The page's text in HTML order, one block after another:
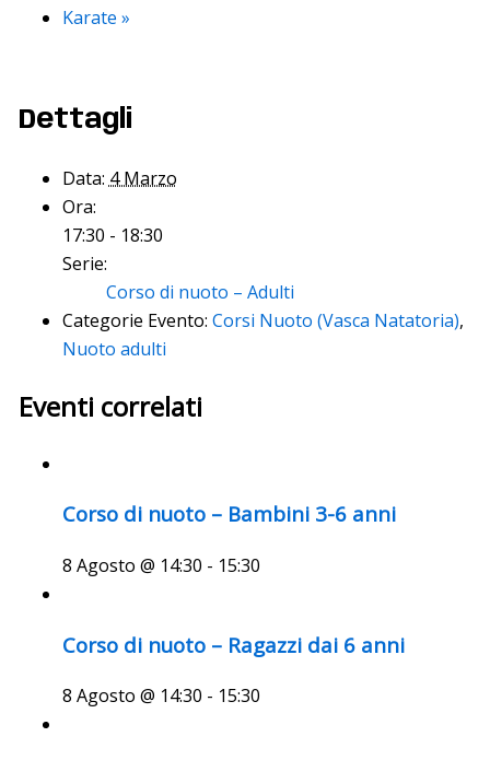
Karate »
Dettagli
Data: 4 Marzo
Ora:
17:30 - 18:30
Serie:
Corso di nuoto – Adulti
Categorie Evento: Corsi Nuoto (Vasca Natatoria),
Nuoto adulti
Eventi correlati
Corso di nuoto – Bambini 3-6 anni
8 Agosto @ 14:30 - 15:30
Corso di nuoto – Ragazzi dai 6 anni
8 Agosto @ 14:30 - 15:30